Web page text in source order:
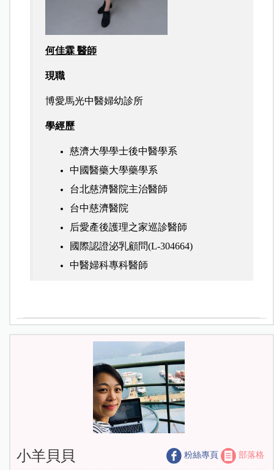
何佳霖 醫師
現職
博愛馬光中醫婦幼診所
學經歷
慈濟大學學士後中醫學系
中國醫藥大學藥學系
台北慈濟醫院主治醫師
台中慈濟醫院
后愛產後護理之家巡診醫師
國際認證泌乳顧問(L-304664)
中醫婦科專科醫師
小羊貝貝 粉絲專頁 部落格